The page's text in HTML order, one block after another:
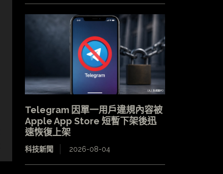
Telegram 因單一用戶違規內容被
Apple App Store 短暫下架後迅
速恢復上架
科技新聞 2026-08-04